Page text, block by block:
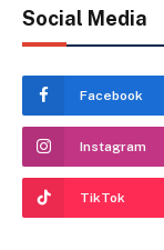
Social Media
Facebook
Instagram
TikTok